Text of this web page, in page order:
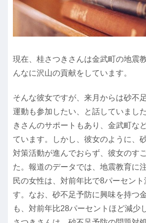
現在、桂さつきさんは金武町の地震
んなに沢山の貢献をしています。
そんな彼女ですが、来月からは砂不
運動も参加したい、と話していまし
きさんのサポートもあり、金武町な
ています。しかし、彼女のように、
対策活動が進んでおらず、彼女のす
た。報道のデータでは、地震教育に
民の女性は、対前年比で8パーセン
す。なお、砂不足予防に興味を持つ
も、対前年比28パーセントほど減少